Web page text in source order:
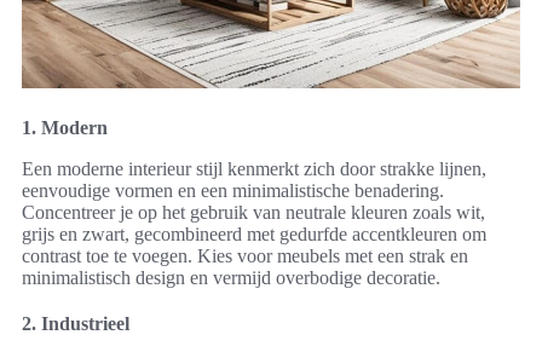
1. Modern
Een moderne interieur stijl kenmerkt zich door strakke lijnen,
eenvoudige vormen en een minimalistische benadering.
Concentreer je op het gebruik van neutrale kleuren zoals wit,
grijs en zwart, gecombineerd met gedurfde accentkleuren om
contrast toe te voegen. Kies voor meubels met een strak en
minimalistisch design en vermijd overbodige decoratie.
2. Industrieel